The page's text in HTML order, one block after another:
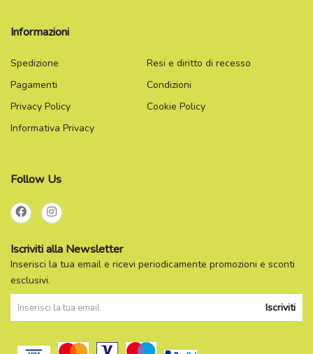
Informazioni
Spedizione
Resi e diritto di recesso
Pagamenti
Condizioni
Privacy Policy
Cookie Policy
Informativa Privacy
Follow Us
Iscriviti alla Newsletter
Inserisci la tua email e ricevi periodicamente promozioni e sconti
esclusivi.
Iscriviti